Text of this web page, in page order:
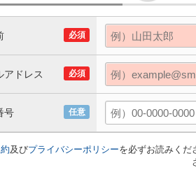
必須
必須
アドレス
任意
号
及びプライバシーポリシーを必ずお読みくだ